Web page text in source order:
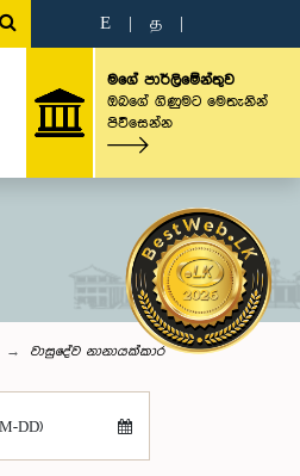
E த
මගේ පාර්ලිමේන්තුව
ඔබගේ ගිණුමට මෙතැනින්
පිවිසෙන්න
වාසුදේව නානායක්කාර
DD)